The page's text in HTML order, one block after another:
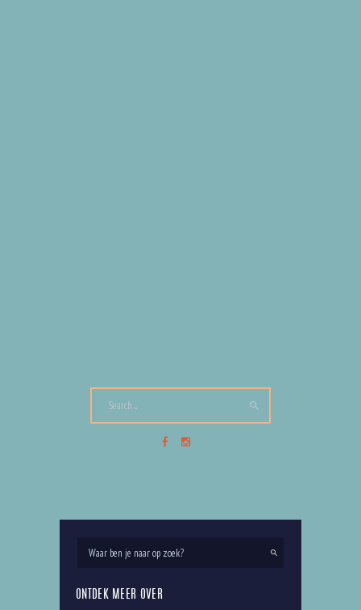
VÓÓR 10 UUR OPEN VOOR KOFFIE OF ONTBIJT IN
Stadswijzer
ONTDEK MEER OVER